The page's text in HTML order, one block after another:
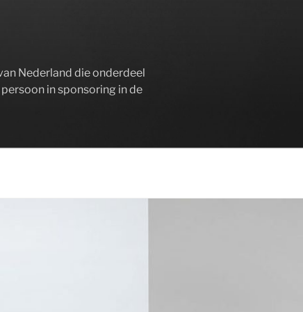
Nederland die onderdeel
in sponsoring in de